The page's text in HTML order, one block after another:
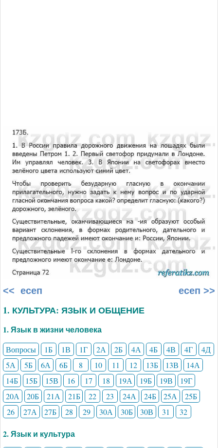
<< есеп есеп >>
1. КУЛЬТУРА: ЯЗЫК И ОБЩЕНИЕ
1. Язык в жизни человека
Вопросы 1Б 1В 1Г 2А 2Б 4А 4Б 4В 4Г
4Д
5А
5Б 6А 6Б 8 10 11 12 13Б 13В
14А
14Б
15Б 15В 16 17 18 19А 19Б 19В
19Г
20А
20Б 21А 21Б 22 23 24А 24Б 25А
25Б
26
27А 27Б 28 29 30А 30Б 30В 31 32
2. Язык и культура